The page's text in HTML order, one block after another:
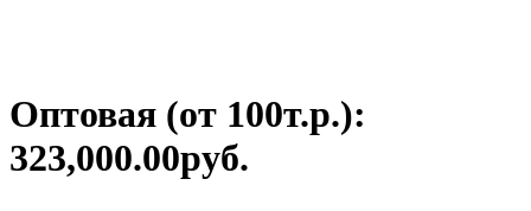
Оптовая (от 100т.р.):
323,000.00руб.